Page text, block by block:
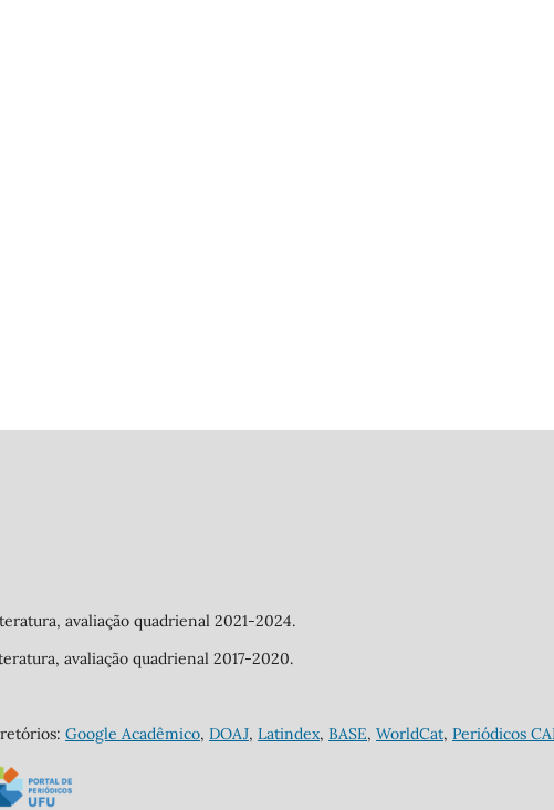
avaliação quadrienal 2021-2024.
avaliação quadrienal 2017-2020.
Google Acadêmico, DOAJ, Latindex, BASE, WorldCat, Periódicos